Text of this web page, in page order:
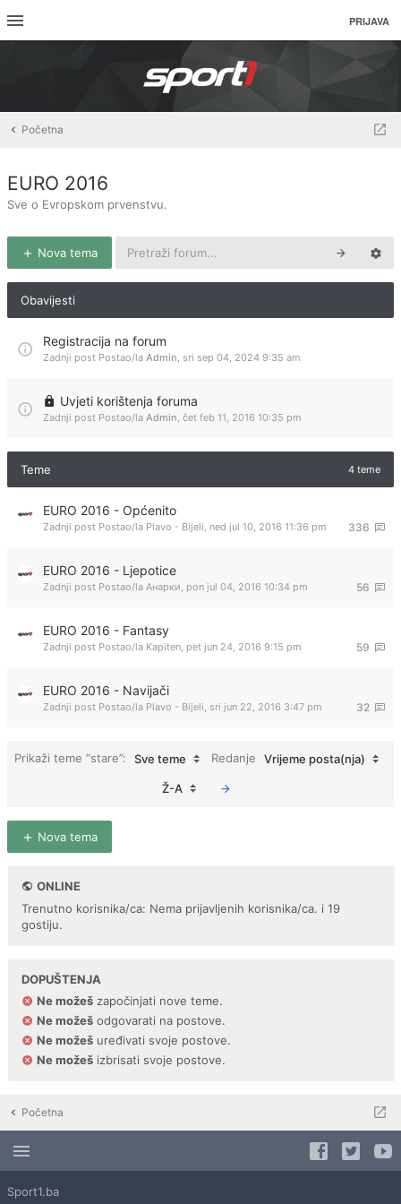
PRIJAVA
Početna
EURO 2016
Sve o Evropskom prvenstvu.
Nova tema
Obavijesti
Registracija na forum
Zadnji post Postao/la Admin, sri sep 04, 2024 9:35 am
Uvjeti korištenja foruma
Zadnji post Postao/la Admin, čet feb 11, 2016 10:35 pm
Teme 4 teme
EURO 2016 - Općenito
336
Zadnji post Postao/la Plavo - Bijeli, ned jul 10, 2016 11:36 pm
EURO 2016 - Ljepotice
56
Zadnji post Postao/la Анарки, pon jul 04, 2016 10:34 pm
EURO 2016 - Fantasy
59
Zadnji post Postao/la Kapiten, pet jun 24, 2016 9:15 pm
EURO 2016 - Navijači
32
Zadnji post Postao/la Plavo - Bijeli, sri jun 22, 2016 3:47 pm
Prikaži teme “stare”: Sve teme Redanje Vrijeme posta(nja)
Ž-A
Nova tema
ONLINE
Trenutno korisnika/ca: Nema prijavljenih korisnika/ca. i 19
gostiju.
DOPUŠTENJA
Ne možeš započinjati nove teme.
Ne možeš odgovarati na postove.
Ne možeš uređivati svoje postove.
Ne možeš izbrisati svoje postove.
Početna
Sport1.ba